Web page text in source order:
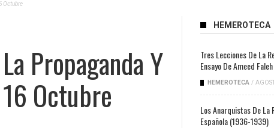
Octubre
Propaganda Y
Octubre
HEMEROTECA
Tres Lecciones De La
Ensayo De Ameed Faleh
HEMEROTECA /
Los Anarquistas De La
Española (1936-1939)